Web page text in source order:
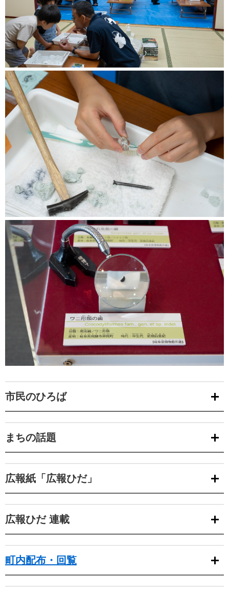
市民のひろば
まちの話題
広報紙「広報ひだ」
広報ひだ 連載
町内配布・回覧